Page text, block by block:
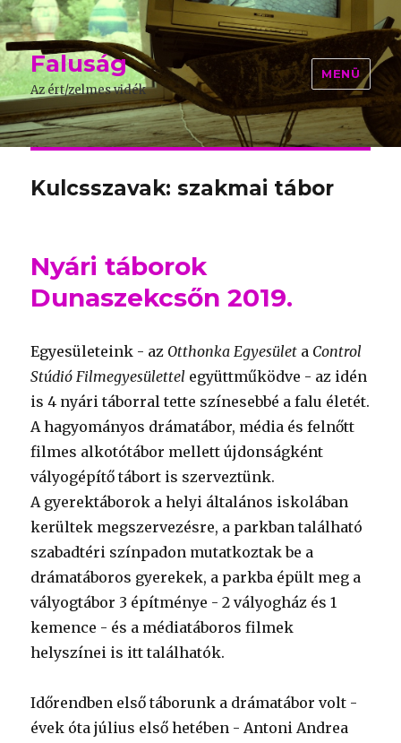
Faluság
Az ért/zelmes vidék
MENÜ
Kulcsszavak: szakmai tábor
Nyári táborok
Dunaszekcsőn 2019.
Egyesületeink - az Otthonka Egyesület a Control
Stúdió Filmegyesülettel együttműködve - az idén
is 4 nyári táborral tette színesebbé a falu életét.
A hagyományos drámatábor, média és felnőtt
filmes alkotótábor mellett újdonságként
vályogépítő tábort is szerveztünk.
A gyerektáborok a helyi általános iskolában
kerültek megszervezésre, a parkban található
szabadtéri színpadon mutatkoztak be a
drámatáboros gyerekek, a parkba épült meg a
vályogtábor 3 építménye - 2 vályogház és 1
kemence - és a médiatáboros filmek
helyszínei is itt találhatók.
Időrendben első táborunk a drámatábor volt -
évek óta július első hetében - Antoni Andrea